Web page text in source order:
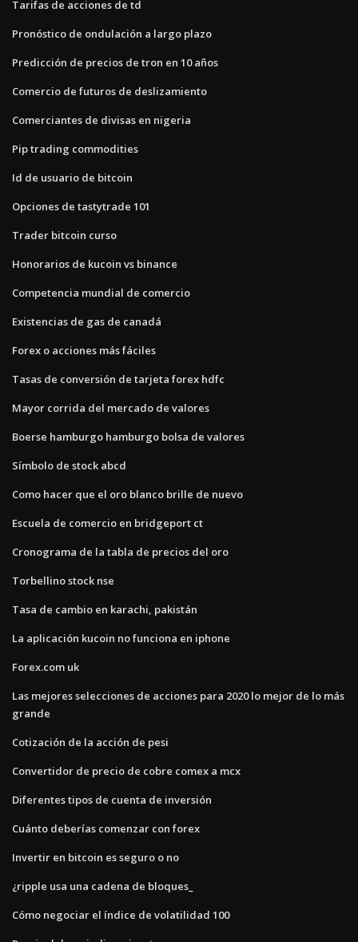
Tarifas de acciones de td
Pronóstico de ondulación a largo plazo
Predicción de precios de tron ​​en 10 años
Comercio de futuros de deslizamiento
Comerciantes de divisas en nigeria
Pip trading commodities
Id de usuario de bitcoin
Opciones de tastytrade 101
Trader bitcoin curso
Honorarios de kucoin vs binance
Competencia mundial de comercio
Existencias de gas de canadá
Forex o acciones más fáciles
Tasas de conversión de tarjeta forex hdfc
Mayor corrida del mercado de valores
Boerse hamburgo hamburgo bolsa de valores
Símbolo de stock abcd
Como hacer que el oro blanco brille de nuevo
Escuela de comercio en bridgeport ct
Cronograma de la tabla de precios del oro
Torbellino stock nse
Tasa de cambio en karachi, pakistán
La aplicación kucoin no funciona en iphone
Forex.com uk
Las mejores selecciones de acciones para 2020 lo mejor de lo más
grande
Cotización de la acción de pesi
Convertidor de precio de cobre comex a mcx
Diferentes tipos de cuenta de inversión
Cuánto deberías comenzar con forex
Invertir en bitcoin es seguro o no
¿ripple usa una cadena de bloques_
Cómo negociar el índice de volatilidad 100